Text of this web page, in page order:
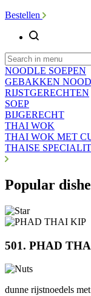
Bestellen
NOODLE SOEPEN
GEBAKKEN
RIJSTGERECHTEN
SOEP
BIJGERECHT
THAI WOK
THAI WOK MET
THAISE
Popular
501. PHAD
dunne rijstnoedels